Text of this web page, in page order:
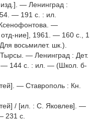
— Ленинград :
— 191 с. : ил.
—
отд-ние], 1961. — 160 с., 1
восьмилет. шк.).
— Ленинград : Дет.
— 144 с. : ил. — (Школ. б-
— Ставрополь : Кн.
/ [ил. : С. Яковлев]. —
231 с.